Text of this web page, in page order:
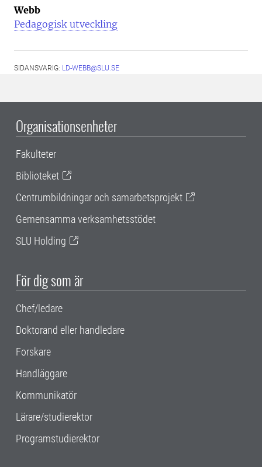
Webb
Pedagogisk utveckling
SIDANSVARIG: LD-WEBB@SLU.SE
Organisationsenheter
Fakulteter
Biblioteket
Centrumbildningar och samarbetsprojekt
Gemensamma verksamhetsstödet
SLU Holding
För dig som är
Chef/ledare
Doktorand eller handledare
Forskare
Handläggare
Kommunikatör
Lärare/studierektor
Programstudierektor